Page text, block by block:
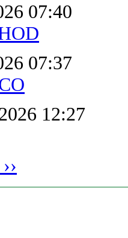
07:40
07:37
12:27